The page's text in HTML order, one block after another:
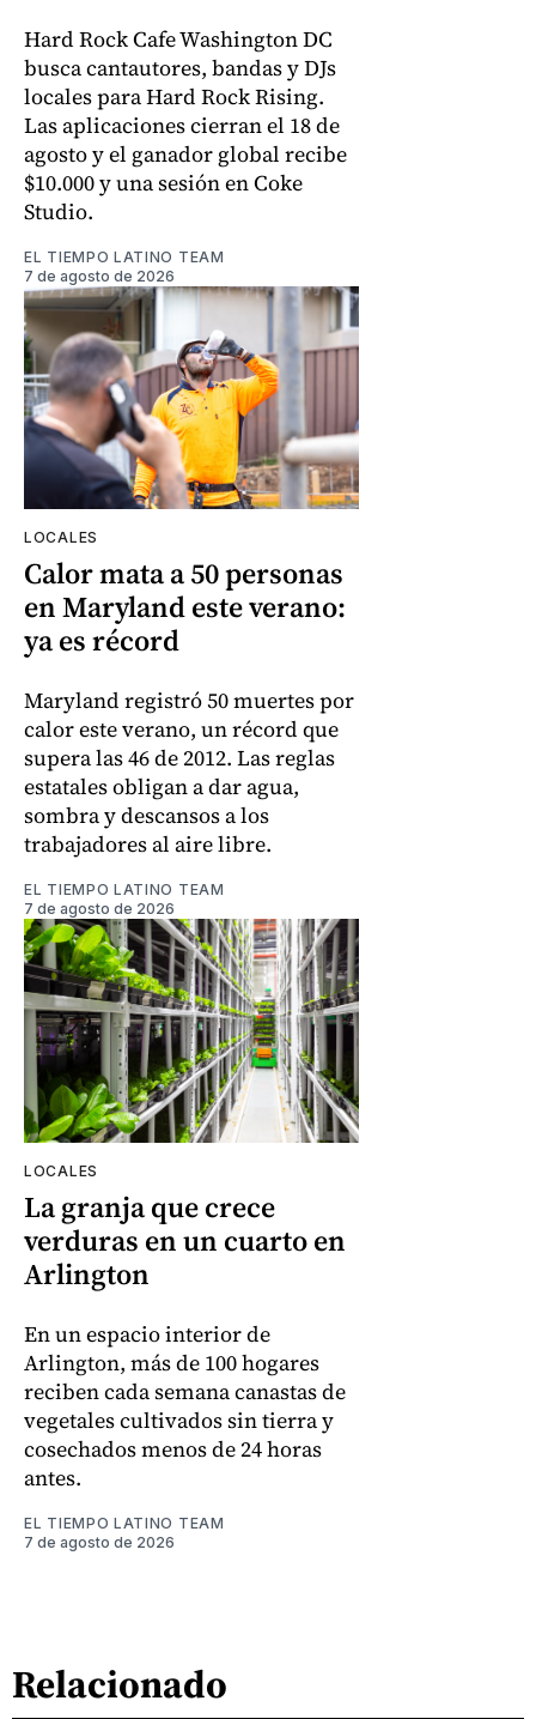
Hard Rock Cafe Washington DC
busca cantautores, bandas y DJs
locales para Hard Rock Rising.
Las aplicaciones cierran el 18 de
agosto y el ganador global recibe
$10.000 y una sesión en Coke
Studio.
EL TIEMPO LATINO TEAM
7 de agosto de 2026
LOCALES
Calor mata a 50 personas
en Maryland este verano:
ya es récord
Maryland registró 50 muertes por
calor este verano, un récord que
supera las 46 de 2012. Las reglas
estatales obligan a dar agua,
sombra y descansos a los
trabajadores al aire libre.
EL TIEMPO LATINO TEAM
7 de agosto de 2026
LOCALES
La granja que crece
verduras en un cuarto en
Arlington
En un espacio interior de
Arlington, más de 100 hogares
reciben cada semana canastas de
vegetales cultivados sin tierra y
cosechados menos de 24 horas
antes.
EL TIEMPO LATINO TEAM
7 de agosto de 2026
Relacionado